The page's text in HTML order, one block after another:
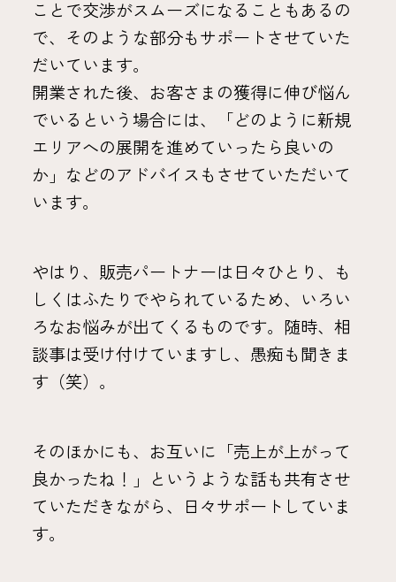
ことで交渉がスムーズになることもあるの
で、そのような部分もサポートさせていた
だいています。
開業された後、お客さまの獲得に伸び悩ん
でいるという場合には、「どのように新規
エリアへの展開を進めていったら良いの
か」などのアドバイスもさせていただいて
います。
やはり、販売パートナーは日々ひとり、も
しくはふたりでやられているため、いろい
ろなお悩みが出てくるものです。随時、相
談事は受け付けていますし、愚痴も聞きま
す（笑）。
そのほかにも、お互いに「売上が上がって
良かったね！」というような話も共有させ
ていただきながら、日々サポートしていま
す。